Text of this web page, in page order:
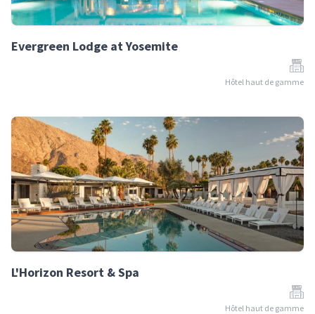
Evergreen Lodge at Yosemite
Hôtel haut de gamme
L'Horizon Resort & Spa
Hôtel haut de gamme